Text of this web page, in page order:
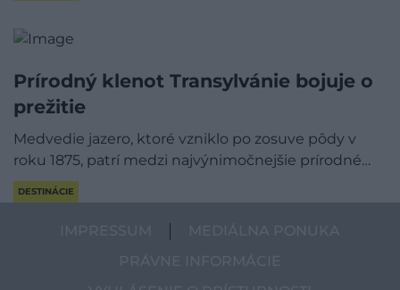
Prírodný klenot Transylvánie bojuje o
prežitie
Medvedie jazero, ktoré vzniklo po zosuve pôdy v
roku 1875, patrí medzi najvýnimočnejšie prírodné…
DESTINÁCIE